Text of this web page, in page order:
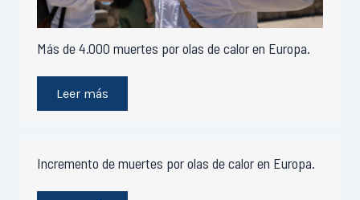
Más de 4.000 muertes por olas de calor en Europa.
Leer más
Incremento de muertes por olas de calor en Europa.